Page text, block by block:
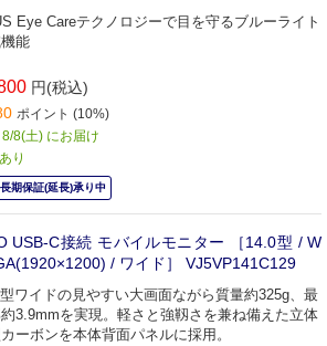
Eye Careテクノロジーで目を守るブルーライト
能
円(税込)
ポイント (10%)
8(土) にお届け
り
期保証(延長)承り中
USB-C接続 モバイルモニター ［14.0型 / W
/ ワイド］ VJ5VP141C129
ワイドの見やすい大画面ながら質量約325g、最
3.9mmを実現。軽さと強靱さを兼ね備えた立体
ーボンを本体背面パネルに採用。